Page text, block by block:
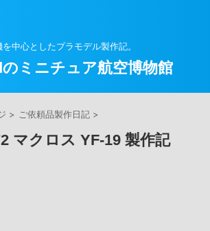
中心としたプラモデル製作記。
ミニチュア航空博物館
> ご依頼品製作日記 >
マクロス YF-19 製作記